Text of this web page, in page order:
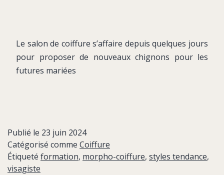
Le salon de coiffure s’affaire depuis quelques jours
pour proposer de nouveaux chignons pour les
futures mariées
Publié le 23 juin 2024
Catégorisé comme Coiffure
Étiqueté formation, morpho-coiffure, styles tendance,
visagiste